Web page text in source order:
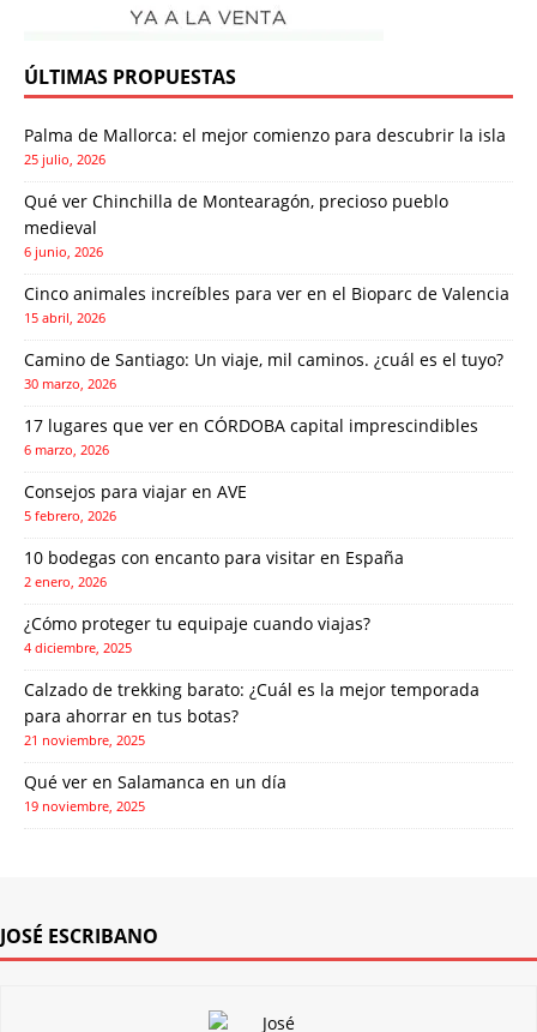
ÚLTIMAS PROPUESTAS
Palma de Mallorca: el mejor comienzo para descubrir la isla
25 julio, 2026
Qué ver Chinchilla de Montearagón, precioso pueblo
medieval
6 junio, 2026
Cinco animales increíbles para ver en el Bioparc de Valencia
15 abril, 2026
Camino de Santiago: Un viaje, mil caminos. ¿cuál es el tuyo?
30 marzo, 2026
17 lugares que ver en CÓRDOBA capital imprescindibles
6 marzo, 2026
Consejos para viajar en AVE
5 febrero, 2026
10 bodegas con encanto para visitar en España
2 enero, 2026
¿Cómo proteger tu equipaje cuando viajas?
4 diciembre, 2025
Calzado de trekking barato: ¿Cuál es la mejor temporada
para ahorrar en tus botas?
21 noviembre, 2025
Qué ver en Salamanca en un día
19 noviembre, 2025
JOSÉ ESCRIBANO